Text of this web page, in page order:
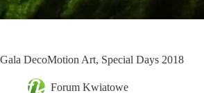
Gala DecoMotion Art, Special Days 2018
Forum Kwiatowe